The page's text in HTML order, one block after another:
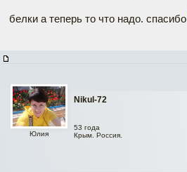
белки а теперь то что надо. спасибо
Nikul-72
Юлия
53 года
Крым. Россия.